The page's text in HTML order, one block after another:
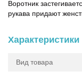
Воротник
рукава придают
Характеристики
Вид товара